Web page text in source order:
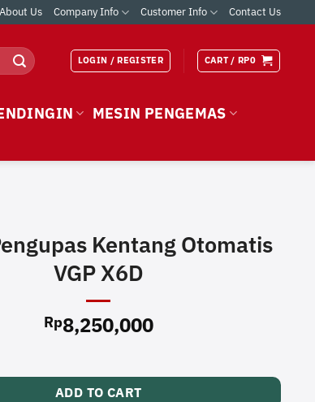
About Us Company Info Customer Info Contact Us
LOGIN / REGISTER CART / RP0
MESIN PENGEMAS
Kentang Otomatis
VGP X6D
Rp8,250,000
Otomatis VGP X6D quantity
ADD TO CART